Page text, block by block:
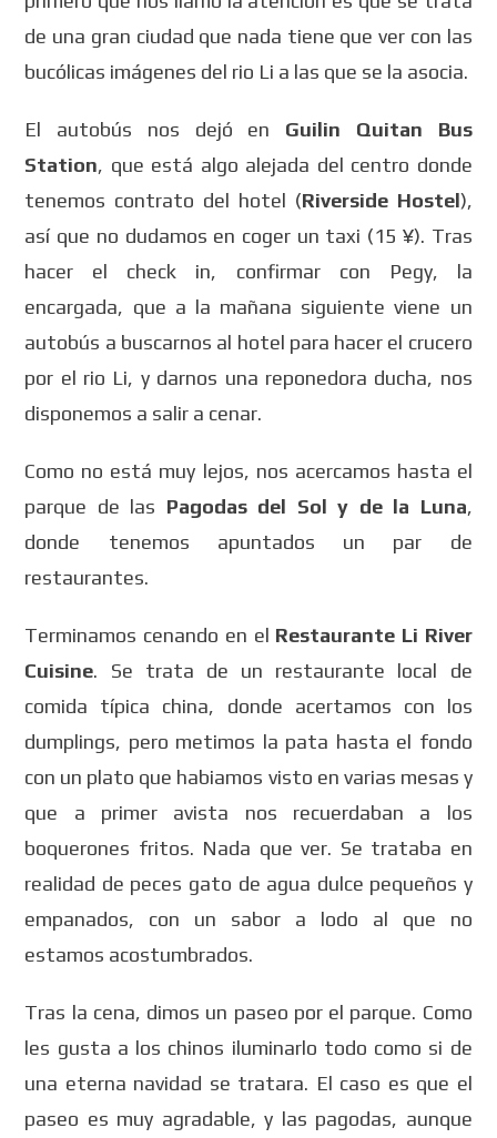
de una gran ciudad que nada tiene que ver con las
bucólicas imágenes del rio Li a las que se la asocia.
El autobús nos dejó en Guilin Quitan Bus
Station, que está algo alejada del centro donde
tenemos contrato del hotel (Riverside Hostel),
así que no dudamos en coger un taxi (15 ¥). Tras
hacer el check in, confirmar con Pegy, la
encargada, que a la mañana siguiente viene un
autobús a buscarnos al hotel para hacer el crucero
por el rio Li, y darnos una reponedora ducha, nos
disponemos a salir a cenar.
Como no está muy lejos, nos acercamos hasta el
parque de las Pagodas del Sol y de la Luna,
donde tenemos apuntados un par de
restaurantes.
Terminamos cenando en el Restaurante Li River
Cuisine. Se trata de un restaurante local de
comida típica china, donde acertamos con los
dumplings, pero metimos la pata hasta el fondo
con un plato que habiamos visto en varias mesas y
que a primer avista nos recuerdaban a los
boquerones fritos. Nada que ver. Se trataba en
realidad de peces gato de agua dulce pequeños y
empanados, con un sabor a lodo al que no
estamos acostumbrados.
Tras la cena, dimos un paseo por el parque. Como
les gusta a los chinos iluminarlo todo como si de
una eterna navidad se tratara. El caso es que el
paseo es muy agradable, y las pagodas, aunque